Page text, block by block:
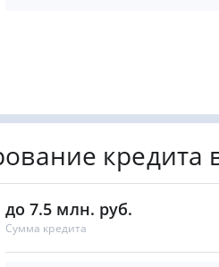
кредита
до 7.5 млн. руб.
Сумма кредита